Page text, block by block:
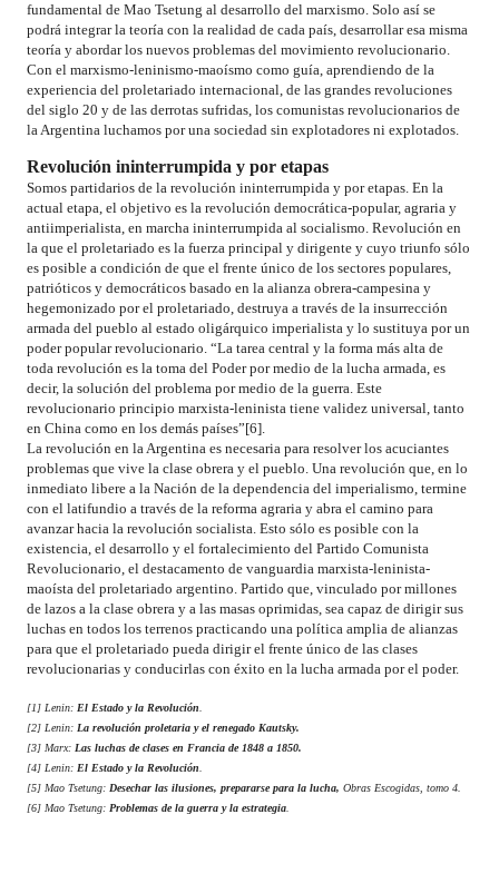
fundamental de Mao Tsetung al desarrollo del marxismo. Solo así se
podrá integrar la teoría con la realidad de cada país, desarrollar esa misma
teoría y abordar los nuevos problemas del movimiento revolucionario.
Con el marxismo-leninismo-maoísmo como guía, aprendiendo de la
experiencia del proletariado internacional, de las grandes revoluciones
del siglo 20 y de las derrotas sufridas, los comunistas revolucionarios de
la Argentina luchamos por una sociedad sin explotadores ni explotados.
Revolución ininterrumpida y por etapas
Somos partidarios de la revolución ininterrumpida y por etapas. En la
actual etapa, el objetivo es la revolución democrática-popular, agraria y
antiimperialista, en marcha ininterrumpida al socialismo. Revolución en
la que el proletariado es la fuerza principal y dirigente y cuyo triunfo sólo
es posible a condición de que el frente único de los sectores populares,
patrióticos y democráticos basado en la alianza obrera-campesina y
hegemonizado por el proletariado, destruya a través de la insurrección
armada del pueblo al estado oligárquico imperialista y lo sustituya por un
poder popular revolucionario. “La tarea central y la forma más alta de
toda revolución es la toma del Poder por medio de la lucha armada, es
decir, la solución del problema por medio de la guerra. Este
revolucionario principio marxista-leninista tiene validez universal, tanto
en China como en los demás países”[6].
La revolución en la Argentina es necesaria para resolver los acuciantes
problemas que vive la clase obrera y el pueblo. Una revolución que, en lo
inmediato libere a la Nación de la dependencia del imperialismo, termine
con el latifundio a través de la reforma agraria y abra el camino para
avanzar hacia la revolución socialista. Esto sólo es posible con la
existencia, el desarrollo y el fortalecimiento del Partido Comunista
Revolucionario, el destacamento de vanguardia marxista-leninista-
maoísta del proletariado argentino. Partido que, vinculado por millones
de lazos a la clase obrera y a las masas oprimidas, sea capaz de dirigir sus
luchas en todos los terrenos practicando una política amplia de alianzas
para que el proletariado pueda dirigir el frente único de las clases
revolucionarias y conducirlas con éxito en la lucha armada por el poder.
[1] Lenin: El Estado y la Revolución.
[2] Lenin: La revolución proletaria y el renegado Kautsky.
[3] Marx: Las luchas de clases en Francia de 1848 a 1850.
[4] Lenin: El Estado y la Revolución.
[5] Mao Tsetung: Desechar las ilusiones, prepararse para la lucha, Obras Escogidas, tomo 4.
[6] Mao Tsetung: Problemas de la guerra y la estrategia.